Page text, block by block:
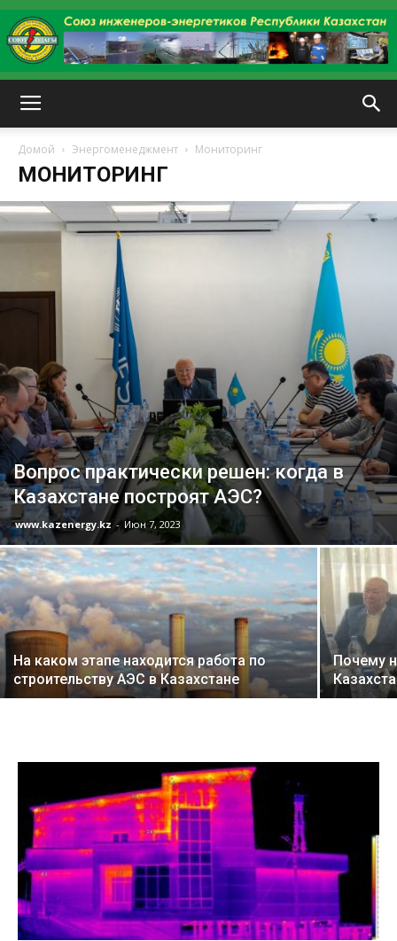
Домой Энергоменеджмент Мониторинг
МОНИТОРИНГ
Вопрос практически решен: когда в
Казахстане построят АЭС?
www.kazenergy.kz - Июн 7, 2023
На каком этапе находится работа по
строительству АЭС в Казахстане
Почему